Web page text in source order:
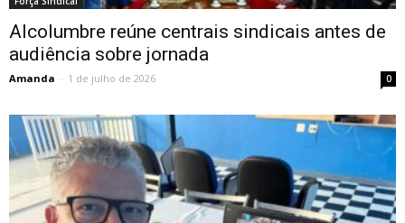
Alcolumbre reúne centrais sindicais antes de
audiência sobre jornada
Amanda - 1 de julho de 2026 0